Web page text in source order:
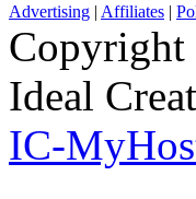
Advertising | Affiliates |
Copyright
Ideal
IC-